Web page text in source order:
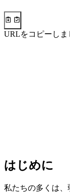
URLをコピーしま
はじめに
私たちの多くは